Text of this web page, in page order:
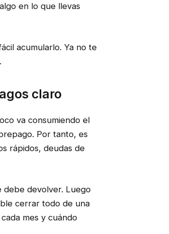
en lo que llevas
acumularlo. Ya no te
claro
va consumiendo el
Por tanto, es
rápidos, deudas de
debe devolver. Luego
cerrar todo de una
mes y cuándo